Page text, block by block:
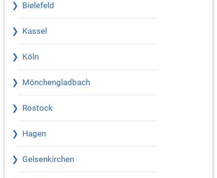
Bielefeld
Kassel
Köln
Mönchengladbach
Rostock
Hagen
Gelsenkirchen